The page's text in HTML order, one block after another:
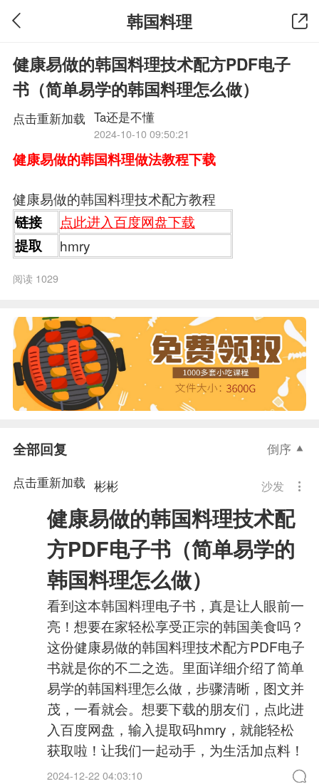
韩国料理
健康易做的韩国料理技术配方PDF电子
书（简单易学的韩国料理怎么做）
点击重新加载 Ta还是不懂
2024-10-10 09:50:21
健康易做的韩国料理做法教程下载
健康易做的韩国料理技术配方教程
链接
点此进入百度网盘下载
提取
hmry
阅读 1029
全部回复
倒序
点击重新加载
沙发
彬彬
健康易做的韩国料理技术配
方PDF电子书（简单易学的
韩国料理怎么做）
看到这本韩国料理电子书，真是让人眼前一
亮！想要在家轻松享受正宗的韩国美食吗？
这份健康易做的韩国料理技术配方PDF电子
书就是你的不二之选。里面详细介绍了简单
易学的韩国料理怎么做，步骤清晰，图文并
茂，一看就会。想要下载的朋友们，点此进
入百度网盘，输入提取码hmry，就能轻松
获取啦！让我们一起动手，为生活加点料！
2024-12-22 04:03:10